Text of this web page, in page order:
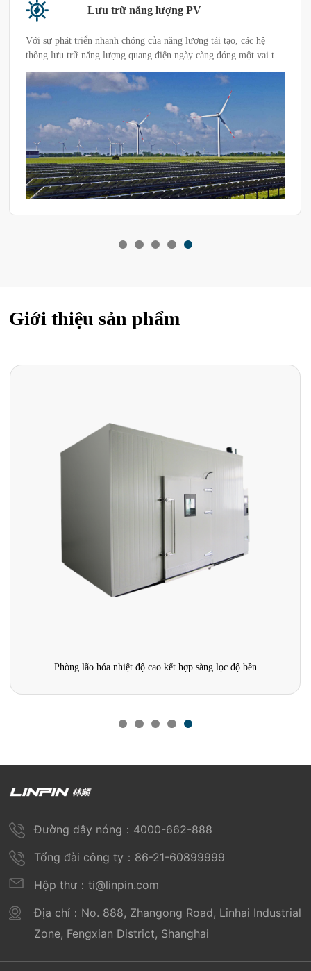
Lưu trữ năng lượng PV
Với sự phát triển nhanh chóng của năng lượng tái tạo, các hệ
thống lưu trữ năng lượng quang điện ngày càng đóng một vai trò
này cần được duy trì hoạt động hiệu quả trong nhiều điều kiện
môi trường khắc nghiệt. Do đó, việc kiểm tra môi trường các hệ
thống lưu trữ năng lượng quang điện trở nên quan trọng. Phòng
thử nghiệm môi trường cung cấp một nền tảng lý tưởng để mô
phỏng các điều kiện môi trường khác nhau để đảm bảo hiệu suất
và độ bền của hệ thống lưu trữ năng lượng quang điện.
Giới thiệu sản phẩm
‌Phòng lão hóa nhiệt độ cao kết hợp sàng lọc độ bền
Đường dây nóng：4000-662-888
Tổng đài công ty：86-21-60899999
Hộp thư：ti@linpin.com
Địa chỉ：No. 888, Zhangong Road, Linhai Industrial
Zone, Fengxian District, Shanghai